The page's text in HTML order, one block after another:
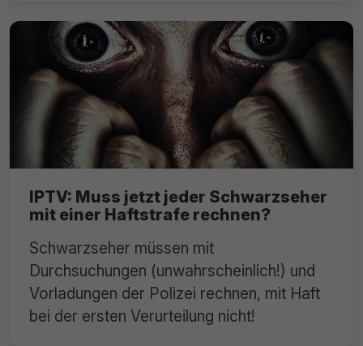
IPTV: Muss jetzt jeder Schwarzseher
mit einer Haftstrafe rechnen?
Schwarzseher müssen mit
Durchsuchungen (unwahrscheinlich!) und
Vorladungen der Polizei rechnen, mit Haft
bei der ersten Verurteilung nicht!